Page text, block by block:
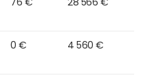
76 € 28 566 €
0 € 4 560 €